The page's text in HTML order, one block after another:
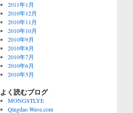
2011年1月
2010年12月
2010年11月
2010年10月
2010年9月
2010年8月
2010年7月
2010年6月
2010年5月
よく読むブログ
MONGSTLYE
Qingdao Wave.com